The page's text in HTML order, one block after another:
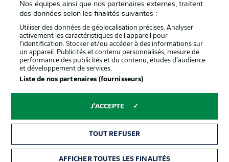
Gérer mes préférences
Déclaration de Diffuseurs
Nos équipes ainsi que nos partenaires externes, traitent
des données selon les finalités suivantes :
Utiliser des données de géolocalisation précises. Analyser
activement les caractéristiques de l’appareil pour
l’identification. Stocker et/ou accéder à des informations sur
un appareil. Publicités et contenu personnalisés, mesure de
performance des publicités et du contenu, études d’audience
et développement de services.
Liste de nos partenaires (fournisseurs)
J'ACCEPTE
TOUT REFUSER
AFFICHER TOUTES LES FINALITÉS